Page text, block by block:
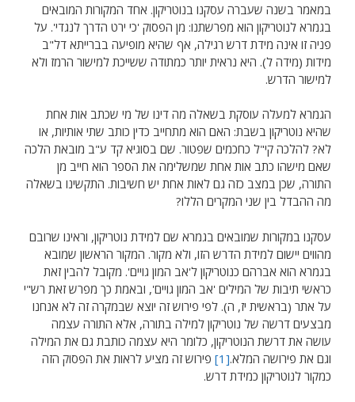
במאמר בשנה שעברה עסקנו בנוטריקון. אחד המקורות המובאים
בגמרא לנוטריקון הוא מפרשתנו: מן הפסוק 'כי ירט הדרך לנגדי'. על
פניה זו אינה מידת דרש רגילה, אף שהיא מופיעה בברייתא דל"ב
מידות (מידה ל). היא נראית יותר כמתודה ששייכת למישור הרמז ולא
למישור הדרש.
הגמרא למעלה עוסקת בשאלה מה דינו של מי שכתב אות אחת
שהיא נוטריקון בשבת: האם הוא מתחייב כדין כותב שתי אותיות, או
לא? להלכה קי"ל כחכמים שפטור. שם בסוגיא קד ע"ב מובאת הלכה
שאם מישהו כתב אות אחת שמשלימה את הספר הוא חייב מן
התורה, שכן במצב כזה גם לאות אחת יש חשיבות. התקשינו בשאלה
מה ההבדל בין שני המקרים הללו?
עסקנו במקורות שמובאים בגמרא שם למידת נוטריקון, וראינו שרובם
מהווים יישום למידת הדרש הזו, ולא מקור. המקור הראשון שמובא
בגמרא הוא אברהם כנוטריקון ל'אב המון גויים'. מקובל להבין זאת
כראשי תיבות של המילים 'אב המון גויים', ובאמת כך מפרש זאת רש"י
על אתר (בראשית יז, ה). לפי פירוש זה יוצא שבמקרה זה לא אנחנו
מבצעים דרשה של נוטריקון למילה בתורה, אלא התורה עצמה
עושה את דרשת הנוטריקון, כלומר היא עצמה כותבת גם את המילה
וגם את פירושה המלא.[1]
פירוש זה מציע לראות את הפסוק הזה
כמקור לנוטריקון כמידת דרש.